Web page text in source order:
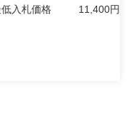
入札価格
11,400円